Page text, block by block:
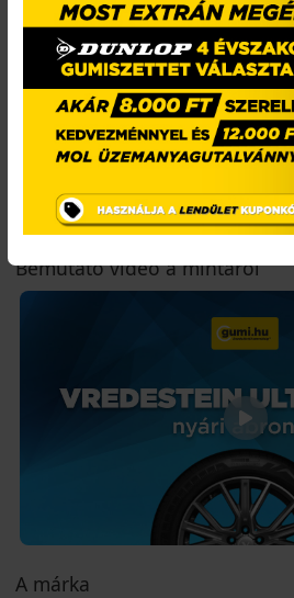
Fő előnyök röviden:
• Sportos teljesítmény
• Stabil tapadás
• Precíz irányíthatóság
Bemutató videó a mintáról
A márka